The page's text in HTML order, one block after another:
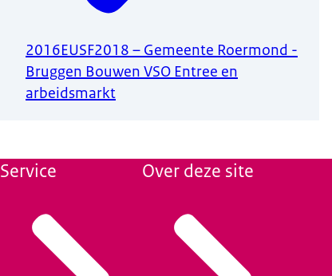
2016EUSF2018 – Gemeente Roermond -
Bruggen Bouwen VSO Entree en
arbeidsmarkt
Service Over deze site